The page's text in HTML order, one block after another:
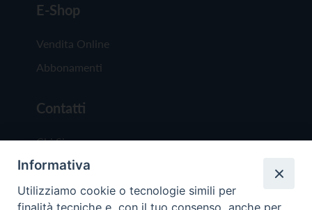
E-Shop
Vendita Online
Abbonamenti
Contatti
Chi Siamo
Redazione
Scrivici
Informativa
Utilizziamo cookie o tecnologie simili per